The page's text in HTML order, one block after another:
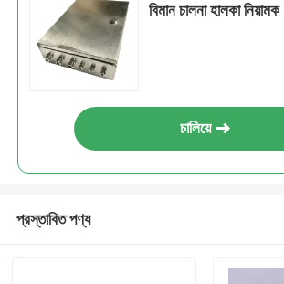
বিমান চালনা হালকা নিয়ামক
চালিয়ে
প্রস্তাবিত পণ্য